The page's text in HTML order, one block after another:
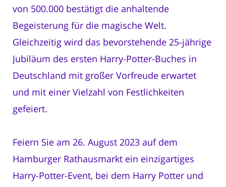
von 500.000 bestätigt die anhaltende
Begeisterung für die magische Welt.
Gleichzeitig wird das bevorstehende 25-jährige
Jubiläum des ersten Harry-Potter-Buches in
Deutschland mit großer Vorfreude erwartet
und mit einer Vielzahl von Festlichkeiten
gefeiert.
Feiern Sie am 26. August 2023 auf dem
Hamburger Rathausmarkt ein einzigartiges
Harry-Potter-Event, bei dem Harry Potter und